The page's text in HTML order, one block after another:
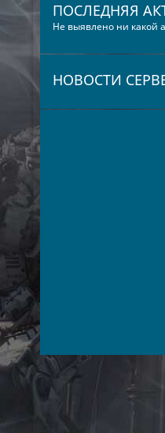
ПОСЛЕДНЯЯ
Не выявлено ни какой
НОВОСТИ